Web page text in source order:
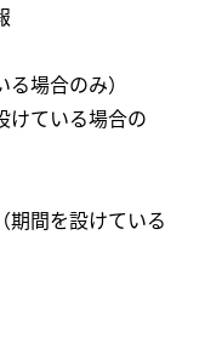
場合のみ）
けている場合の
期間を設けている